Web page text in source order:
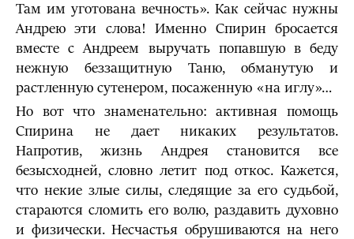
Там им уготована вечность». Как сейчас нужны
Андрею эти слова! Именно Спирин бросается
вместе с Андреем выручать попавшую в беду
нежную беззащитную Таню, обманутую и
растленную сутенером, посаженную «на иглу»…
Но вот что знаменательно: активная помощь
Спирина не дает никаких результатов.
Напротив, жизнь Андрея становится все
безысходней, словно летит под откос. Кажется,
что некие злые силы, следящие за его судьбой,
стараются сломить его волю, раздавить духовно
и физически. Несчастья обрушиваются на него